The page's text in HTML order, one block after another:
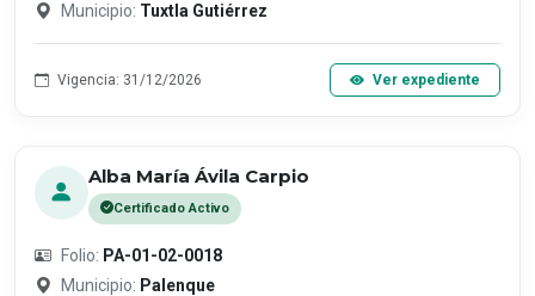
Municipio: Tuxtla Gutiérrez
Vigencia: 31/12/2026 Ver expediente
Alba María Ávila Carpio
Certificado Activo
Folio: PA-01-02-0018
Municipio: Palenque